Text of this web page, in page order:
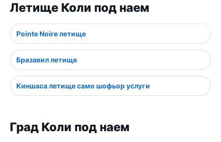
Летище Коли под наем
Pointe Noire летище
Бразавил летище
Киншаса летище само шофьор услуги
Град Коли под наем